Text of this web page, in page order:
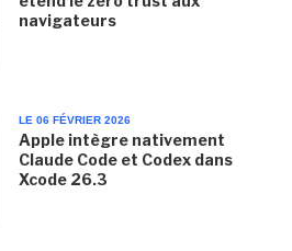
navigateurs
LE 06 FÉVRIER 2026
Apple intègre nativement
Claude Code et Codex dans
Xcode 26.3